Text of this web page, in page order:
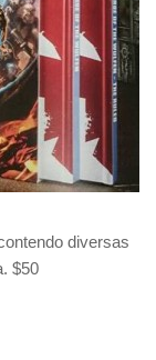
diversas
$50